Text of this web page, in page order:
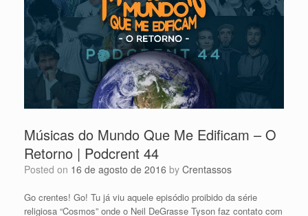
Músicas do Mundo Que Me Edificam – O
Retorno | Podcrent 44
Posted on 16 de agosto de 2016 by Crentassos
Go crentes! Go! Tu já viu aquele episódio proibido da série
religiosa “Cosmos” onde o Neil DeGrasse Tyson faz contato com